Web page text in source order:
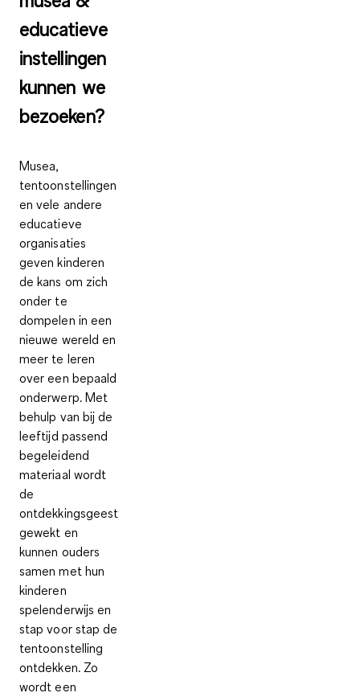
educatieve
instellingen
kunnen we
bezoeken?
Musea,
tentoonstellingen
en vele andere
educatieve
organisaties
geven kinderen
de kans om zich
onder te
dompelen in een
nieuwe wereld en
meer te leren
over een bepaald
onderwerp. Met
behulp van bij de
leeftijd passend
begeleidend
materiaal wordt
de
ontdekkingsgeest
gewekt en
kunnen ouders
samen met hun
kinderen
spelenderwijs en
stap voor stap de
tentoonstelling
ontdekken. Zo
wordt een